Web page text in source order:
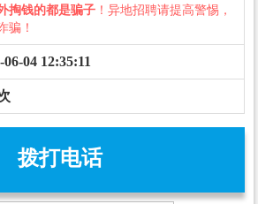
掏钱的都是骗子 ！异地招聘请提高警惕，
骗！
06-04 12:35:11
拨打电话